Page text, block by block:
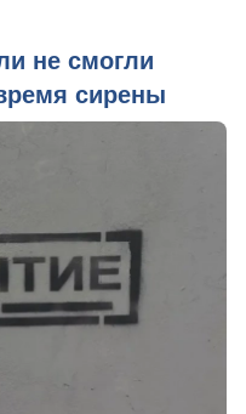
не смогли
сирены